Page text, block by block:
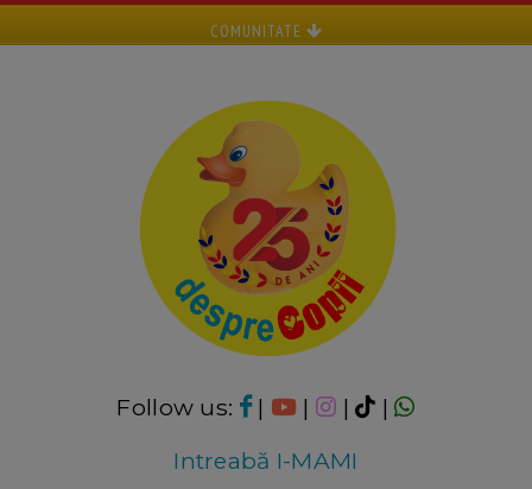
COMUNITATE
Follow us: | | |
|
Intreabă I-MAMI